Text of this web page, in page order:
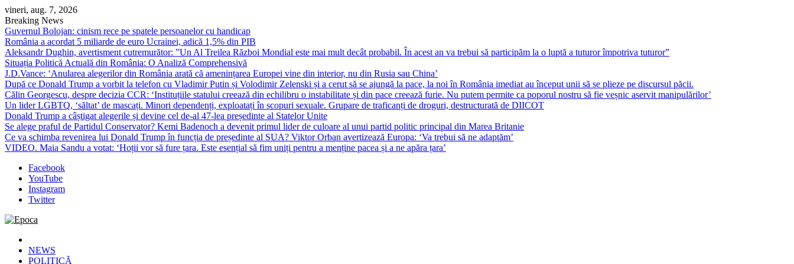
Skip
to
content
vineri, aug. 7, 2026
Breaking News
Guvernul Bolojan: cinism rece pe spatele persoanelor cu handicap
România a acordat 5 miliarde de euro Ucrainei, adică 1,5% din PIB
Aleksandr Dughin, avertisment cutremurător: ”Un Al Treilea Război Mondial este mai mult decât probabil. În acest an va trebui să participăm la o luptă a tuturor împotriva tuturor”
Situația Politică Actuală din România: O Analiză Comprehensivă
J.D.Vance: ‘Anularea alegerilor din România arată că amenințarea Europei vine din interior, nu din Rusia sau China’
După ce Donald Trump a vorbit la telefon cu Vladimir Putin și Volodimir Zelenski și a cerut să se ajungă la pace, la noi în România imediat au început unii să se plieze pe discursul păcii.
Călin Georgescu, despre decizia CCR: ‘Instituțiile statului creează din echilibru o instabilitate și din pace creează furie. Nu putem permite ca poporul nostru să fie veșnic aservit manipulărilor’
Un lider LGBTQ, ‘săltat’ de mascați. Minori dependenți, exploatați în scopuri sexuale. Grupare de traficanți de droguri, destructurată de DIICOT
Donald Trump a câștigat alegerile și devine cel de-al 47-lea președinte al Statelor Unite
Se alege praful de Partidul Conservator? Kemi Badenoch a devenit primul lider de culoare al unui partid politic principal din Marea Britanie
Ce va schimba revenirea lui Donald Trump în funcția de președinte al SUA? Viktor Orban avertizează Europa: ‘Va trebui să ne adaptăm’
VIDEO. Maia Sandu a votat: ‘Hoții vor să fure țara. Este esențial să fim uniți pentru a menține pacea și a ne apăra țara’
Facebook
YouTube
Instagram
Twitter
Epoca
Cele mai noi știri online din România
NEWS
POLITICĂ